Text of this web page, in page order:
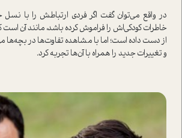
در واقع مي‌توان گفت اگر فردي ارتباطش را با
خاطرات كودكي‌اش را فراموش كرده باشد، مانند آن
از دست داده است؛ اما با مشاهده تفاوت‌ها در بچه‌ها
و تغييرات جديد را همراه با آن‌ها تجربه كرد.